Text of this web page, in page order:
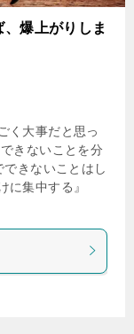
爆上がりしま
く大事だと思っ
きないことを分
きないことはし
に集中する』